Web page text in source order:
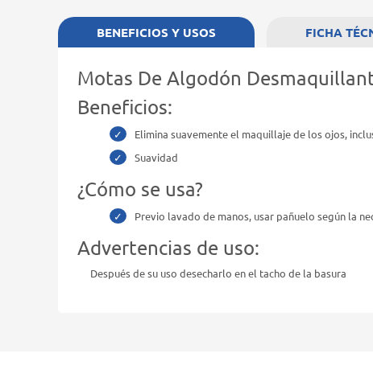
BENEFICIOS Y USOS
Motas De Algodón
Beneficios:
Elimina suavemente el maquillaje de los ojos,
Suavidad
¿Cómo se usa?
Previo lavado de manos, usar pañuelo según la
Advertencias de uso:
Después de su uso desecharlo en el tacho de la basura
FICHA